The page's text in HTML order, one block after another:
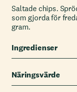
Saltade chips.
som gjorda för
gram.
Ingredienser
Näringsvärde